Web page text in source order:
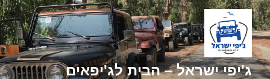
דילוג
לתוכן
ג'יפי ישראל – הבית לג'יפאים